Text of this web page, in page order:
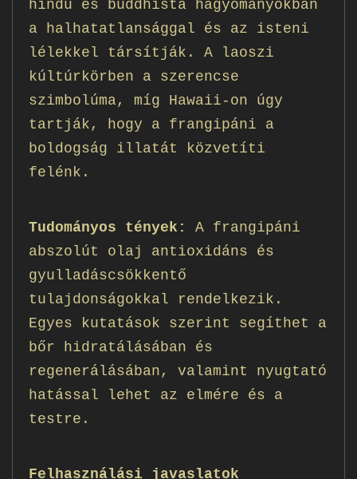
hindu és buddhista hagyományokban
a halhatatlansággal és az isteni
lélekkel társítják. A laoszi
kúltúrkörben a szerencse
szimbolúma, míg Hawaii-on úgy
tartják, hogy a frangipáni a
boldogság illatát közvetíti
felénk.
Tudományos tények:
A frangipáni
abszolút olaj antioxidáns és
gyulladáscsökkentő
tulajdonságokkal rendelkezik.
Egyes kutatások szerint segíthet a
bőr hidratálásában és
regenerálásában, valamint nyugtató
hatással lehet az elmére és a
testre.
Felhasználási javaslatok